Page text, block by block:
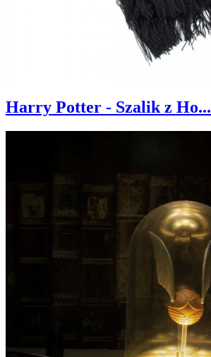
Harry Potter - Szalik z Ho...